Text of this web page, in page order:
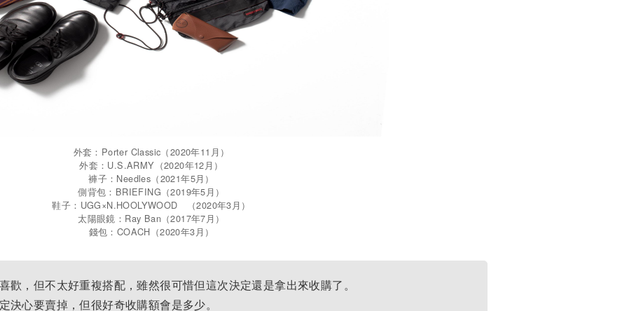
外套：Porter Classic（2020年11月）
外套：U.S.ARMY（2020年12月）
褲子：Needles（2021年5月）
側背包：BRIEFING（2019年5月）
鞋子：UGG×N.HOOLYWOOD （2020年3月）
太陽眼鏡：Ray Ban（2017年7月）
錢包：COACH（2020年3月）
歡，但不太好重複搭配，雖然很可惜但這次決定還是拿出來收購了。
決心要賣掉，但很好奇收購額會是多少。